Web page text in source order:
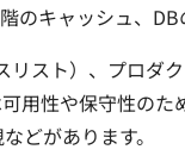
キャッシュ、DB
スト）、プロダ
用性や保守性の
どがあります。